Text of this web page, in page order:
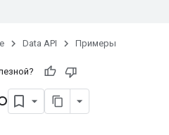
Data API Примеры